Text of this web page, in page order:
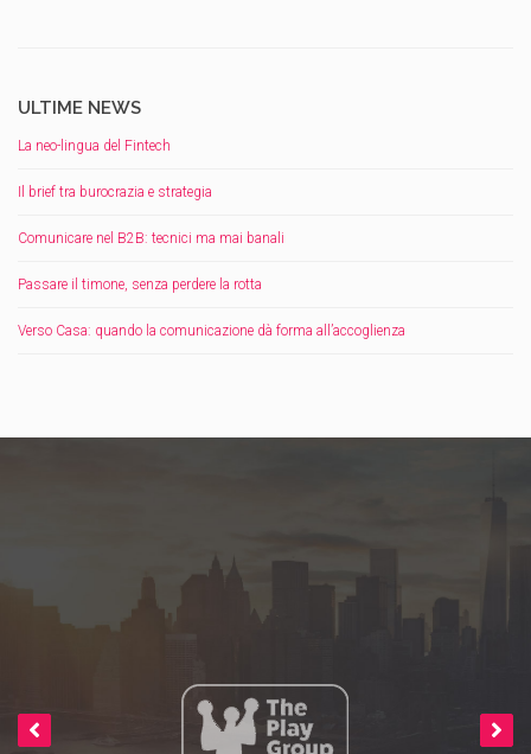
ULTIME NEWS
La neo-lingua del Fintech
Il brief tra burocrazia e strategia
Comunicare nel B2B: tecnici ma mai banali
Passare il timone, senza perdere la rotta
Verso Casa: quando la comunicazione dà forma all’accoglienza